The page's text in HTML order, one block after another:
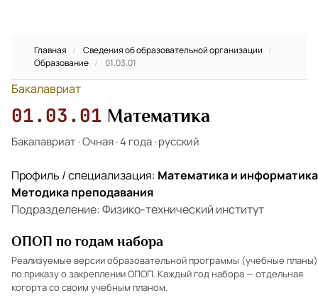
Главная / Сведения об образовательной организации /
Образование / 01.03.01
Бакалавриат
01.03.01 Математика
Бакалавриат·Очная·4 года·русский
Профиль / специализация: Математика и
Методика преподавания
Подразделение: Физико-технический институт
ОПОП по годам набора
Реализуемые версии образовательной программы (учебные планы)
по приказу о закреплении ОПОП. Каждый год набора — отдельная
когорта со своим учебным планом.